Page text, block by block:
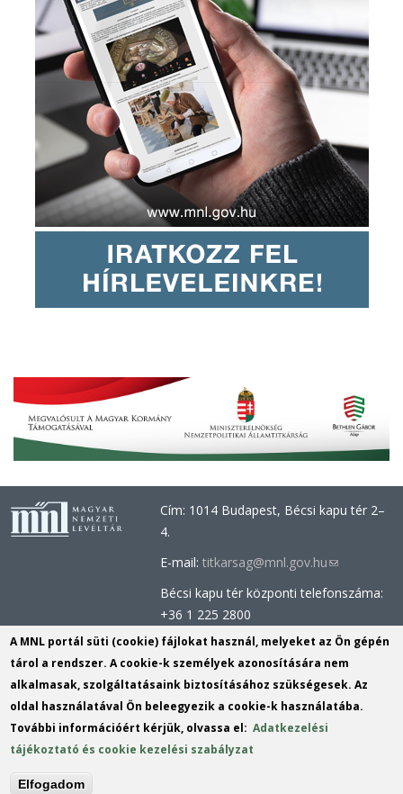
Cím: 1014 Budapest, Bécsi kapu tér 2–
4.
E-mail:titkarsag@mnl.gov.hu(link
sends
mail)
Bécsi kapu tér központi telefonszáma:
+36 1 225 2800
Óbudai épület központi telefonszáma:
+36 1 437 0660
Információs Iroda (Kutatószolgálat):
info@mnl.gov.hu(link
sends
Tel.: +36 1 225 2843, +36 1 225 2844
Postacím: 1014 Budapest, Bécsi kapu
A MNL portál süti (cookie) fájlokat használ, melyeket az Ön gépén
tárol a rendszer. A cookie-k személyek azonosítására nem
alkalmasak, szolgáltatásaink biztosításához szükségesek. Az
oldal használatával Ön beleegyezik a cookie-k használatába.
További információért kérjük, olvassa el:Adatkezelési
tájékoztató és cookie kezelési szabályzat
Elfogadom